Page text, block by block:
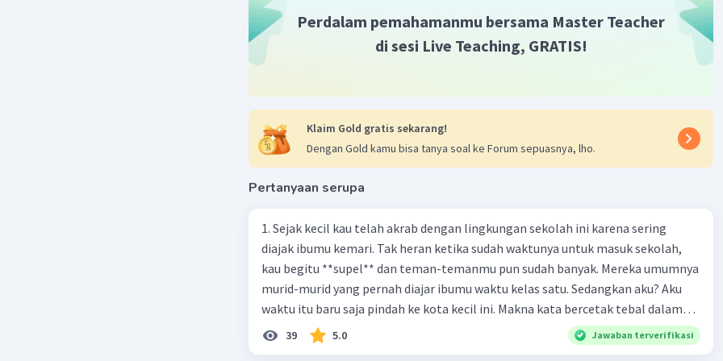
Beri Rating·0.0(0) Balas
meningkatkan kreativitasnya
Beri Rating
Perdalam pemahamanmu bersama Master Teacher
di sesi Live Teaching, GRATIS!
Klaim Gold gratis sekarang!
Dengan Gold kamu bisa tanya soal ke Forum sepuasnya, lho.
Pertanyaan serupa
1. Sejak kecil kau telah akrab dengan lingkungan sekolah ini karena sering
diajak ibumu kemari. Tak heran ketika sudah waktunya untuk masuk sekolah,
kau begitu **supel** dan teman-temanmu pun sudah banyak. Mereka umumnya
murid-murid yang pernah diajar ibumu waktu kelas satu. Sedangkan aku? Aku
waktu itu baru saja pindah ke kota kecil ini. Makna kata bercetak tebal dalam
kutipan cerpen tersebut adalah .... A. ramah C. santun B. sopan D. baik
39 5.0 Jawaban terverifikasi